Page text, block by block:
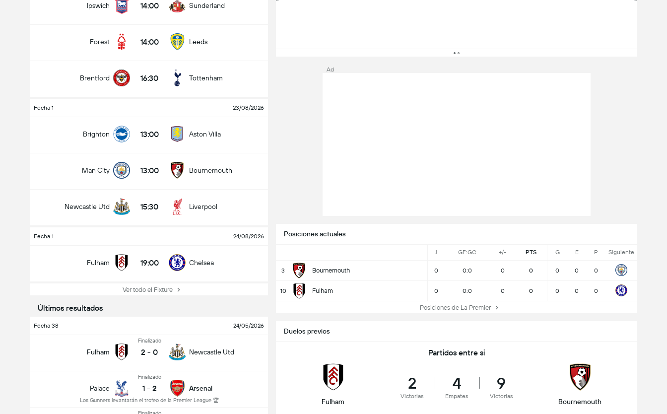
Ipswich 14:00 Sunderland
Forest 14:00 Leeds
Brentford 16:30 Tottenham
Fecha 1 23/08/2026
Brighton 13:00 Aston Villa
Man City 13:00 Bournemouth
Newcastle Utd 15:30 Liverpool
Fecha 1 24/08/2026
Fulham 19:00 Chelsea
Ver todo el Fixture
Últimos resultados
Fecha 38 24/05/2026
Fulham
Finalizado
2 - 0 Newcastle Utd
Palace
Finalizado
1 - 2
Los Gunners levantarán el trofeo de la Premier League 🏆
Arsenal
Posiciones actuales
J GF:GC +/- PTS G E P Siguiente
3 Bournemouth 0 0:0 0 0 0 0 0
10 Fulham 0 0:0 0 0 0 0 0
Posiciones de La Premier
Duelos previos
Partidos entre si
Fulham
2
Victorias
4
Empates
9
Victorias
Bournemouth
Ad